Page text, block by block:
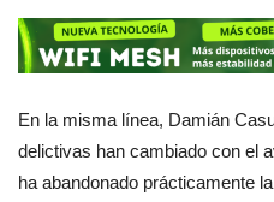
En la misma línea, Damián
delictivas han cambiado con el
ha abandonado prácticamente